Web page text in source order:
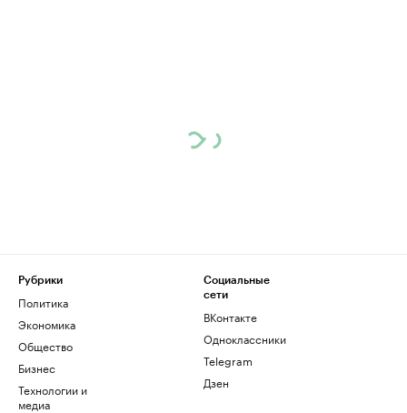
Рубрики
Политика
Экономика
Общество
Бизнес
Технологии и
медиа
Социальные
сети
ВКонтакте
Одноклассники
Telegram
Дзен